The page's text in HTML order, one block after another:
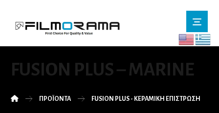
FUSION PLUS – MARINE
ΠΡΟΪΌΝΤΑ FUSION PLUS - ΚΕΡΑΜΙΚΗ ΕΠΙΣΤΡΩΣΗ